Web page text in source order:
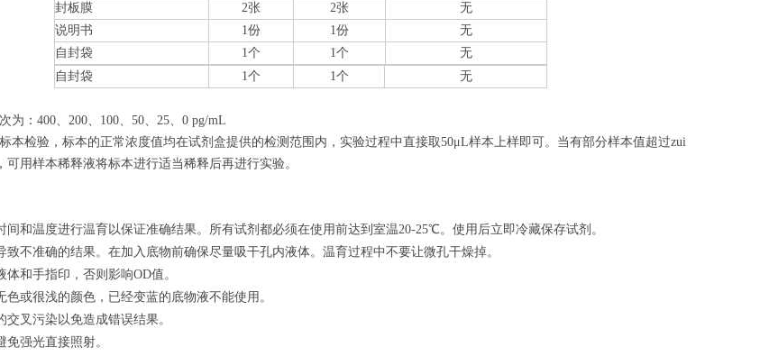
封板膜
2张 2张
无
说明书
1份 1份
无
自封袋
1个 1个
无
自封袋
1个 1个
无
为：400、200、100、50、25、0 pg/mL
本检验，标本的正常浓度值均在试剂盒提供的检测范围内，实验过程中直接取50μL样本上样即可。当有部分样本值超过zui
可用样本稀释液将标本进行适当稀释后再进行实验。
间和温度进行温育以保证准确结果。所有试剂都必须在使用前达到室温20-25℃。使用后立即冷藏保存试剂。
致不准确的结果。在加入底物前确保尽量吸干孔内液体。温育过程中不要让微孔干燥掉。
体和手指印，否则影响OD值。
色或很浅的颜色，已经变蓝的底物液不能使用。
交叉污染以免造成错误结果。
强光直接照射。